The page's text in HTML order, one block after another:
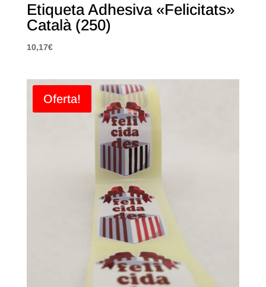
Etiqueta Adhesiva «Felicitats»
Català (250)
10,17€
Oferta!